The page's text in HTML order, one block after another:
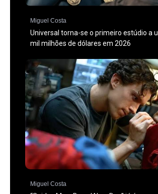
Miguel Costa
Universal torna-se o primeiro estúdio a
mil milhões de dólares em 2026
Miguel Costa